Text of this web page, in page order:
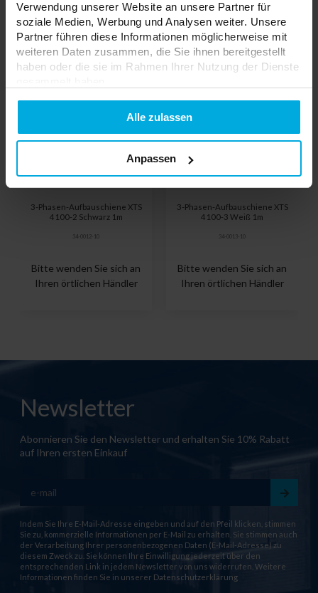
Verwendung unserer Website an unsere Partner für
soziale Medien, Werbung und Analysen weiter. Unsere
Partner führen diese Informationen möglicherweise mit
weiteren Daten zusammen, die Sie ihnen bereitgestellt
haben oder die sie im Rahmen Ihrer Nutzung der Dienste
DatenschutzerklarungAlle zulassen
Anpassen
3-Phasen-Aufbauschiene XTS
4100-2 Schwarz 1m
34-0012-10
Bitte wenden Sie sich an
Ihren örtlichen Händler
3-Phasen-Aufbauschiene XTS
4100-3 Weiß 1m
34-0013-10
Bitte wenden Sie sich an
Ihren örtlichen Händler
Newsletter
Abonnieren Sie den Newsletter und erhalten Sie 10% Rabatt
auf Ihren ersten Einkauf
Indem Sie Ihre E-Mail-Adresse eingeben und auf den Pfeil klicken, stimmen
Sie zu, kommerzielle Informationen per E-Mail zu erhalten. Sie stimmen auch
der Verarbeitung Ihrer personenbezogenen Daten (E-Mail-Adresse) zu
diesem Zweck zu. Sie können Ihre Einwilligung jederzeit über den
entsprechenden Link in jedem Newsletter von uns widerrufen. Weitere
Informationen finden Sie in unserer Datenschutzerklärung